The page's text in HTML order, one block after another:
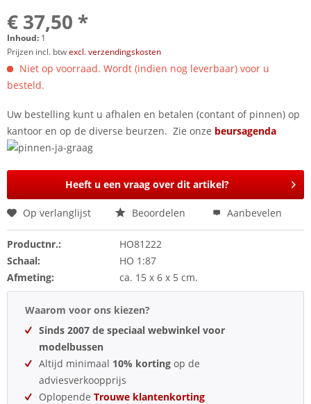
€ 37,50 *
Inhoud: 1
Prijzen incl. btwexcl. verzendingskosten
Niet op voorraad. Wordt (indien nog leverbaar) voor u
besteld.
Uw bestelling kunt u afhalen en betalen (contant of pinnen) op
kantoor en op de diverse beurzen. Zie onze beursagenda
Heeft u een vraag over dit artikel?
Op verlanglijst Beoordelen Aanbevelen
Productnr.:
HO81222
Schaal:
HO 1:87
Afmeting:
ca. 15 x 6 x 5 cm.
Waarom voor ons kiezen?
Sinds 2007 de speciaal webwinkel voor
modelbussen
Altijd minimaal 10% korting op de
adviesverkoopprijs
Oplopende Trouwe klantenkorting